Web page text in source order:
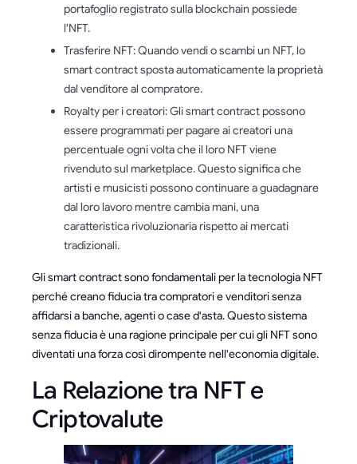
portafoglio registrato sulla blockchain possiede
l'NFT.
Trasferire NFT: Quando vendi o scambi un NFT, lo
smart contract sposta automaticamente la proprietà
dal venditore al compratore.
Royalty per i creatori: Gli smart contract possono
essere programmati per pagare ai creatori una
percentuale ogni volta che il loro NFT viene
rivenduto sul marketplace. Questo significa che
artisti e musicisti possono continuare a guadagnare
dal loro lavoro mentre cambia mani, una
caratteristica rivoluzionaria rispetto ai mercati
tradizionali.
Gli smart contract sono fondamentali per la tecnologia NFT
perché creano fiducia tra compratori e venditori senza
affidarsi a banche, agenti o case d'asta. Questo sistema
senza fiducia è una ragione principale per cui gli NFT sono
diventati una forza così dirompente nell'economia digitale.
La Relazione tra NFT e
Criptovalute